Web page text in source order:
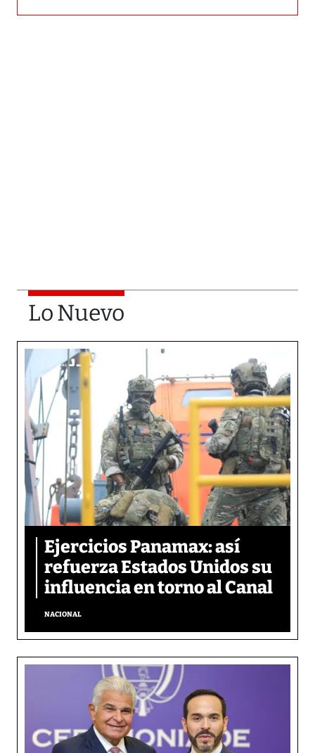
Lo Nuevo
Ejercicios Panamax: así
refuerza Estados Unidos su
influencia en torno al Canal
NACIONAL